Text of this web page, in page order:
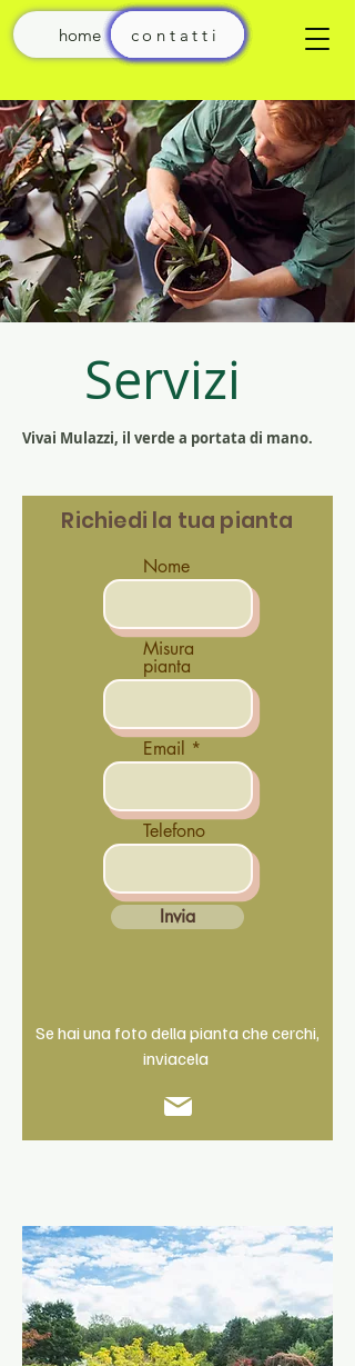
home Interno
orto
esterno
aromatiche
frutta
terrarium
sementi
bonsai
grasse
contatti
Servizi
Vivai Mulazzi, il verde a portata di mano.
Richiedi la tua pianta
Nome
Misura
pianta
Email
Telefono
Invia
Se hai una foto della pianta che cerchi,
inviacela